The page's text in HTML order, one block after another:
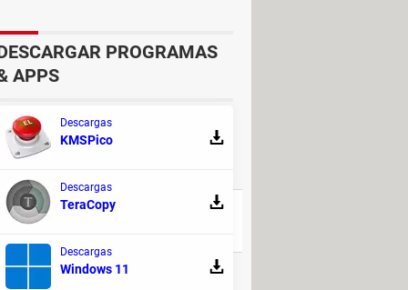
debes seleccionar solo una
de esto, ya tendremos un
DISCUSIÓN!
PROGRAMAS
APPS
Descargas
KMSPico
Descargas
TeraCopy
Descargas
Windows 11